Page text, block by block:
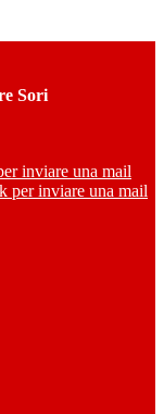
Sori
inviare una mail
per inviare una mail